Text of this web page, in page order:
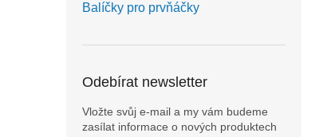
Balíčky pro prvňáčky
Odebírat newsletter
Vložte svůj e-mail a my vám budeme
zasílat informace o nových produktech